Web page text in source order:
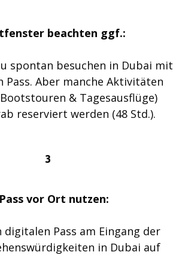
beachten ggf.:
spontan besuchen in Dubai mit
Pass. Aber manche Aktivitäten
& Tagesausflüge)
reserviert werden (48 Std.).
3
vor Ort nutzen:
digitalen Pass am Eingang der
in Dubai auf